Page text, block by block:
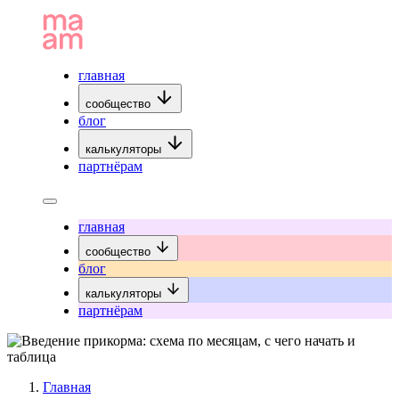
главная
сообщество
блог
калькуляторы
партнёрам
главная
сообщество
блог
калькуляторы
партнёрам
Главная